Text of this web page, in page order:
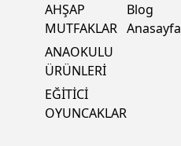
AHŞAP
MUTFAKLAR
ANAOKULU
ÜRÜNLERİ
EĞİTİCİ
OYUNCAKLAR
Blog
Anasayfa